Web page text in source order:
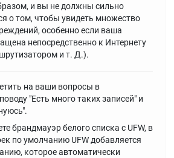
и вы не должны сильно
о том, чтобы увидеть множество
особенно если ваша
непосредственно к Интернету
и т. Д.).
на ваши вопросы в
"Есть много таких записей" и
брандмауэр белого списка с UFW, в
по умолчанию UFW добавляется
которое автоматически